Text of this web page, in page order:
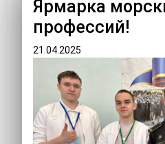
Ярмарка
профессий!
21.04.2025